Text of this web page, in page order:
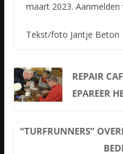
maart 2023.
Tekst/foto Jantje Beton
REPAIR
EPAREER
“TURFRUNNERS”